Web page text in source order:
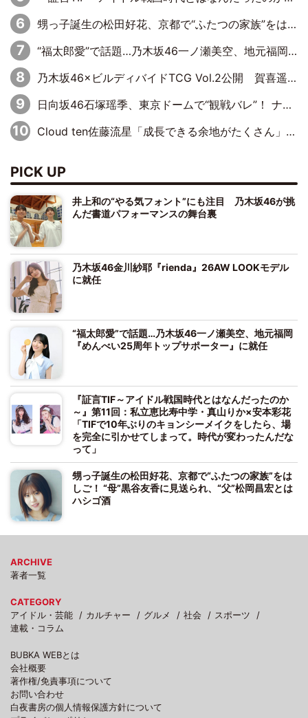
甥っ子誕生の松田好花、京都で“ふたつの家族”をはしご！ “母”黒谷友香に見送られ、“父”松岡昌宏とはハシゴ酒
“福太郎愛”で話題…乃木坂46一ノ瀬美空、地元福岡『めんべい25周年トップサポーター』に就任
乃木坂46×ビルディバイドTCG Vol.2公開 賀喜遥香＆田村真佑が『京まふ』ステージに登壇
日向坂46石塚瑶季、東京ドームで“観戦バレ”！ ナイツ・塙も認めた「巨人に詳しすぎるアイドル」は元VENUSスクール生で杉内コーチ推し⁉
Cloud ten佐藤流星「成長できる余地がたくさん」、本田高優「何度見ても飽きない公演に」
PICK UP
井上和の“やる気フォント”にも注目 乃木坂46が挑
んだ書道パフォーマンスの舞台裏
乃木坂46金川紗耶『rienda』26AW LOOKモデル
に就任
“福太郎愛”で話題…乃木坂46一ノ瀬美空、地元福岡
『めんべい25周年トップサポーター』に就任
『証言TIF～アイドル戦国時代とはなんだったのか
～』第11回：私立恵比寿中学・真山りか×安本彩花
「TIFで10年ぶりのキョンシーメイクをしたら、場
を完全に引かせてしまって。時代が変わったんだな
って」
甥っ子誕生の松田好花、京都で“ふたつの家族”をは
しご！ “母”黒谷友香に見送られ、“父”松岡昌宏とは
ハシゴ酒
ARCHIVE
著者一覧
CATEGORY
アイドル・芸能
カルチャー グルメ 社会
スポーツ
連載・コラム
BUBKA WEBとは
会社概要
著作権/免責事項について
お問い合わせ
白夜書房の個人情報保護方針について